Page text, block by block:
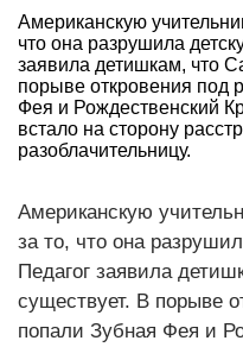
Американскую
что она разрушила
заявила детишкам, что
порыве откровения под
Фея и Рождественский
встало на сторону
разоблачительницу.
Американскую
за то, что она
Педагог заявила
существует. В порыве
попали Зубная Фея и